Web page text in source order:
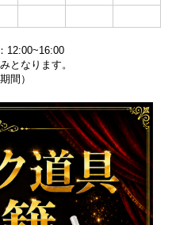
12:00~16:00
となります。
間）